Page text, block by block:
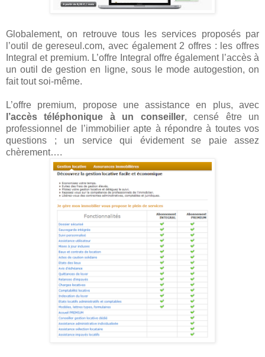
Globalement, on retrouve tous les services proposés par
l’outil de gereseul.com, avec également 2 offres : les offres
Integral et premium. L’offre Integral offre également l’accès à
un outil de gestion en ligne, sous le mode autogestion, on
fait tout soi-même.
L’offre premium, propose une assistance en plus, avec
l’accès téléphonique à un conseiller, censé être un
professionnel de l’immobilier apte à répondre à toutes vos
questions ; un service qui évidement se paie assez
chèrement….